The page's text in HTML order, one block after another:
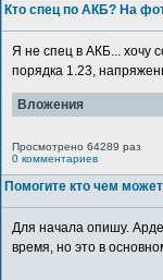
Кто спец по АКБ? На
Я не спец в АКБ... хочу
порядка 1.23,
Вложения
Просмотрено 64289 раз
0 комментариев
Помогите кто чем может
Для начала опишу.
время, но это в